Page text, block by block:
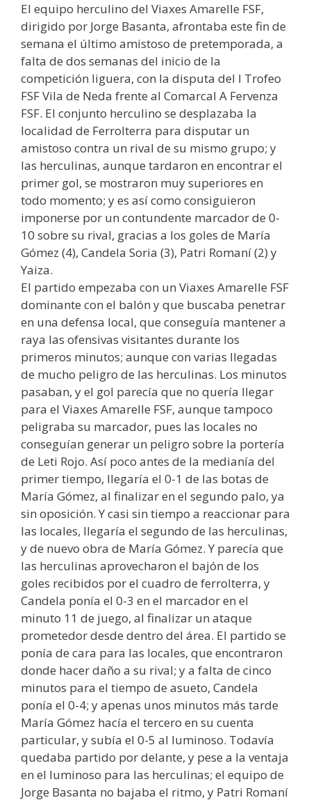
El equipo herculino del Viaxes Amarelle FSF,
dirigido por Jorge Basanta, afrontaba este fin de
semana el último amistoso de pretemporada, a
falta de dos semanas del inicio de la
competición liguera, con la disputa del I Trofeo
FSF Vila de Neda frente al Comarcal A Fervenza
FSF. El conjunto herculino se desplazaba la
localidad de Ferrolterra para disputar un
amistoso contra un rival de su mismo grupo; y
las herculinas, aunque tardaron en encontrar el
primer gol, se mostraron muy superiores en
todo momento; y es así como consiguieron
imponerse por un contundente marcador de 0-
10 sobre su rival, gracias a los goles de María
Gómez (4), Candela Soria (3), Patri Romaní (2) y
Yaiza.
El partido empezaba con un Viaxes Amarelle FSF
dominante con el balón y que buscaba penetrar
en una defensa local, que conseguía mantener a
raya las ofensivas visitantes durante los
primeros minutos; aunque con varias llegadas
de mucho peligro de las herculinas. Los minutos
pasaban, y el gol parecía que no quería llegar
para el Viaxes Amarelle FSF, aunque tampoco
peligraba su marcador, pues las locales no
conseguían generar un peligro sobre la portería
de Leti Rojo. Así poco antes de la medianía del
primer tiempo, llegaría el 0-1 de las botas de
María Gómez, al finalizar en el segundo palo, ya
sin oposición. Y casi sin tiempo a reaccionar para
las locales, llegaría el segundo de las herculinas,
y de nuevo obra de María Gómez. Y parecía que
las herculinas aprovecharon el bajón de los
goles recibidos por el cuadro de ferrolterra, y
Candela ponía el 0-3 en el marcador en el
minuto 11 de juego, al finalizar un ataque
prometedor desde dentro del área. El partido se
ponía de cara para las locales, que encontraron
donde hacer daño a su rival; y a falta de cinco
minutos para el tiempo de asueto, Candela
ponía el 0-4; y apenas unos minutos más tarde
María Gómez hacía el tercero en su cuenta
particular, y subía el 0-5 al luminoso. Todavía
quedaba partido por delante, y pese a la ventaja
en el luminoso para las herculinas; el equipo de
Jorge Basanta no bajaba el ritmo, y Patri Romaní